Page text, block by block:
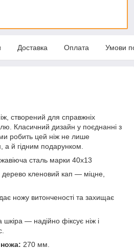
Доставка Оплата Умови
створений для справжніх
Класичний дизайн у поєднанні з
робить цей ніж не лише
а й гідним подарунком.
сталь марки 40х13
дерево кленовий кап — міцне,
ножу витонченості та захищає
шкіра — надійно фіксує ніж і
270 мм.